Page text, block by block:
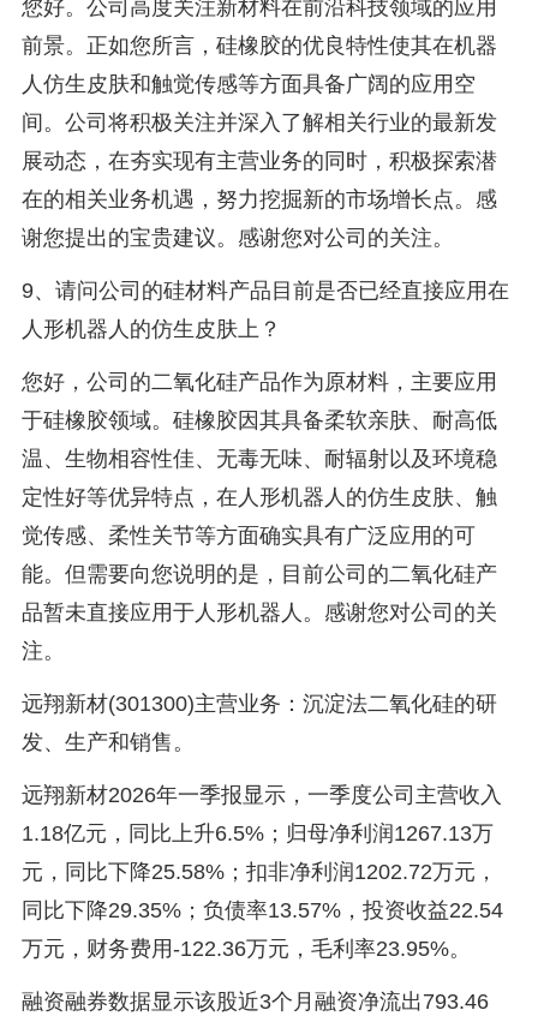
您好。公司高度关注新材料在前沿科技领域的应用
前景。正如您所言，硅橡胶的优良特性使其在机器
人仿生皮肤和触觉传感等方面具备广阔的应用空
间。公司将积极关注并深入了解相关行业的最新发
展动态，在夯实现有主营业务的同时，积极探索潜
在的相关业务机遇，努力挖掘新的市场增长点。感
谢您提出的宝贵建议。感谢您对公司的关注。
9、请问公司的硅材料产品目前是否已经直接应用在
人形机器人的仿生皮肤上？
您好，公司的二氧化硅产品作为原材料，主要应用
于硅橡胶领域。硅橡胶因其具备柔软亲肤、耐高低
温、生物相容性佳、无毒无味、耐辐射以及环境稳
定性好等优异特点，在人形机器人的仿生皮肤、触
觉传感、柔性关节等方面确实具有广泛应用的可
能。但需要向您说明的是，目前公司的二氧化硅产
品暂未直接应用于人形机器人。感谢您对公司的关
注。
远翔新材(301300)主营业务：沉淀法二氧化硅的研
发、生产和销售。
远翔新材2026年一季报显示，一季度公司主营收入
1.18亿元，同比上升6.5%；归母净利润1267.13万
元，同比下降25.58%；扣非净利润1202.72万元，
同比下降29.35%；负债率13.57%，投资收益22.54
万元，财务费用-122.36万元，毛利率23.95%。
融资融券数据显示该股近3个月融资净流出793.46